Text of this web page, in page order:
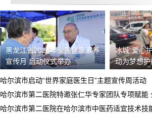
在4S店交了订金现在让退定金不退
据我了解，我锁单车辆根本没有生产，
需4s店跟厂家沟通即可取消订单。
现在诉求退款
重庆鑫茂丰硕汽车销售有限公司收取定
5000元不予退还
黑龙江省2026年全民健康素养
宣传月 启动仪式举办
冰城“爱心
动为梦想护
哈尔滨市启动“世界家庭医生日”主题宣传周活动
哈尔滨市第二医院在哈尔滨市中医药适宜技术